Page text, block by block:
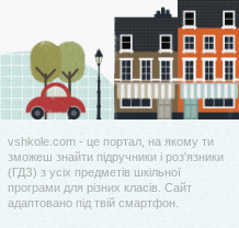
vshkole.com - це портал, на якому ти
зможеш знайти підручники і роз'язники
(ГДЗ) з усіх предметів шкільної
програми для різних класів. Сайт
адаптовано під твій смартфон.